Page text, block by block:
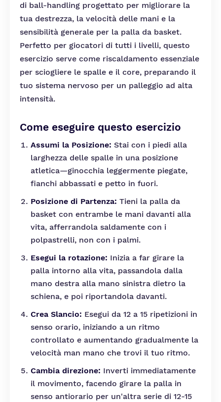
di ball-handling progettato per migliorare la
tua destrezza, la velocità delle mani e la
sensibilità generale per la palla da basket.
Perfetto per giocatori di tutti i livelli, questo
esercizio serve come riscaldamento essenziale
per sciogliere le spalle e il core, preparando il
tuo sistema nervoso per un palleggio ad alta
intensità.
Come eseguire questo esercizio
Assumi la Posizione: Stai con i piedi alla
larghezza delle spalle in una posizione
atletica—ginocchia leggermente piegate,
fianchi abbassati e petto in fuori.
Posizione di Partenza: Tieni la palla da
basket con entrambe le mani davanti alla
vita, afferrandola saldamente con i
polpastrelli, non con i palmi.
Esegui la rotazione: Inizia a far girare la
palla intorno alla vita, passandola dalla
mano destra alla mano sinistra dietro la
schiena, e poi riportandola davanti.
Crea Slancio: Esegui da 12 a 15 ripetizioni in
senso orario, iniziando a un ritmo
controllato e aumentando gradualmente la
velocità man mano che trovi il tuo ritmo.
Cambia direzione: Inverti immediatamente
il movimento, facendo girare la palla in
senso antiorario per un'altra serie di 12-15